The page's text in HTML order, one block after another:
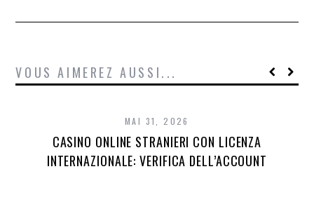
VOUS AIMEREZ AUSSI...
MAI 31, 2026
CASINO ONLINE STRANIERI CON LICENZA
INTERNAZIONALE: VERIFICA DELL’ACCOUNT